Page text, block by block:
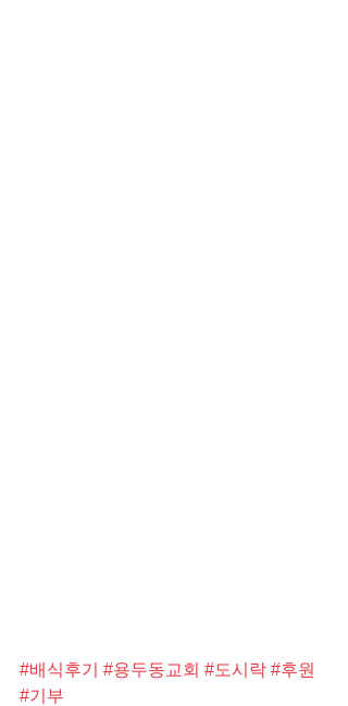
#배식후기 #용두동교회 #도시락 #후원
#기부